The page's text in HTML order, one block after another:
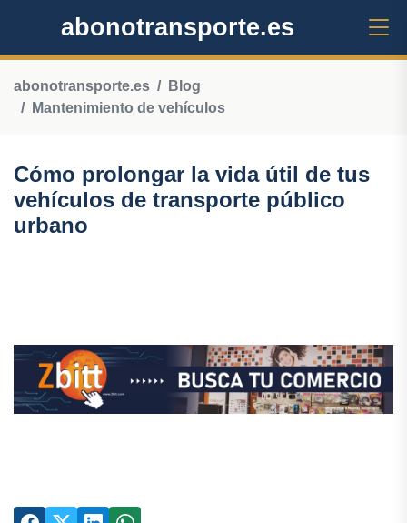
abonotransporte.es
abonotransporte.es
Blog
Mantenimiento de vehículos
Cómo prolongar la vida útil de tus
vehículos de transporte público
urbano